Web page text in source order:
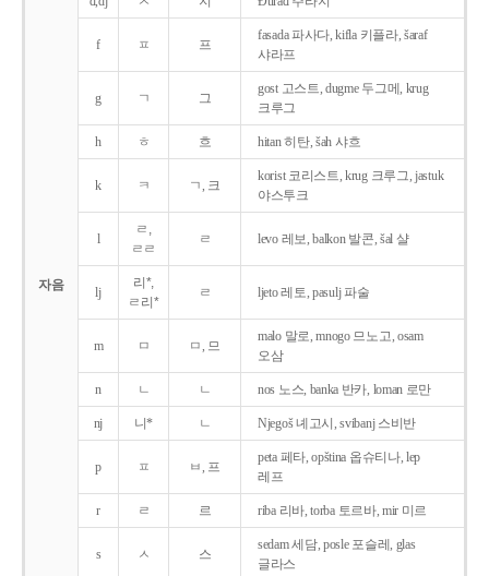
자음
f ㅍ 프
fasada 파사다, kifla 키플라, šaraf
샤라프
g ㄱ 그
gost 고스트, dugme 두그메, krug
크루그
h ㅎ 흐 hitan 히탄, šah 샤흐
k ㅋ ㄱ, 크
korist 코리스트, krug 크루그, jastuk
야스투크
l
ㄹ,
ㄹㄹ
ㄹ levo 레보, balkon 발콘, šal 샬
lj
리*,
ㄹ리*
ㄹ ljeto 레토, pasulj 파술
m ㅁ ㅁ, 므
malo 말로, mnogo 므노고, osam
오삼
n ㄴ ㄴ nos 노스, banka 반카, loman 로만
nj 니* ㄴ Njegoš 녜고시, svibanj 스비반
p ㅍ ㅂ, 프
peta 페타, opština 옵슈티나, lep
레프
r ㄹ 르 riba 리바, torba 토르바, mir 미르
s ㅅ 스
sedam 세담, posle 포슬레, glas
글라스